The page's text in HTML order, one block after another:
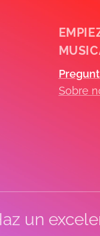
Sobre
un